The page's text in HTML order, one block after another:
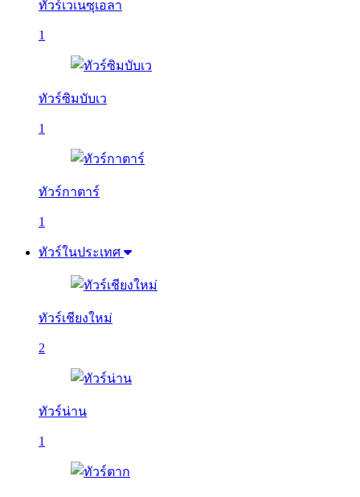
ทัวร์เวเนซุเอลา
1
ทัวร์ซิมบับเว
1
ทัวร์กาตาร์
1
ทัวร์ในประเทศ
ทัวร์เชียงใหม่
2
ทัวร์น่าน
1